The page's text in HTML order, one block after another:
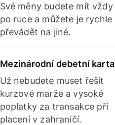
Své měny budete mít vždy
po ruce a můžete je rychle
převádět na jiné.
Mezinárodní debetní karta
Už nebudete muset řešit
kurzové marže a vysoké
poplatky za transakce při
placení v zahraničí.